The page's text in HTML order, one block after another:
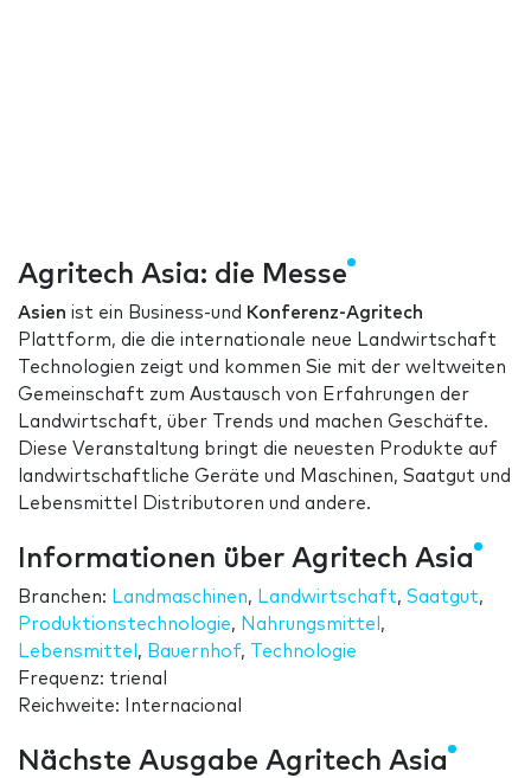
Agritech Asia: die Messe
Asien ist ein Business-und Konferenz-Agritech
Plattform, die die internationale neue Landwirtschaft
Technologien zeigt und kommen Sie mit der weltweiten
Gemeinschaft zum Austausch von Erfahrungen der
Landwirtschaft, über Trends und machen Geschäfte.
Diese Veranstaltung bringt die neuesten Produkte auf
landwirtschaftliche Geräte und Maschinen, Saatgut und
Lebensmittel Distributoren und andere.
Informationen über Agritech Asia
Branchen: Landmaschinen, Landwirtschaft, Saatgut,
Produktionstechnologie, Nahrungsmittel ,
Lebensmittel , Bauernhof,
Technologie
Frequenz: trienal
Reichweite: Internacional
Nächste Ausgabe Agritech Asia